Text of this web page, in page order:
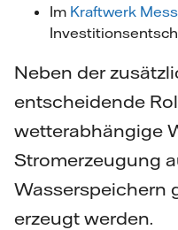
Im Kraftwerk
Neben der
entscheidende
wetterabhängige
Stromerzeugung
Wasserspeichern
erzeugt werden.